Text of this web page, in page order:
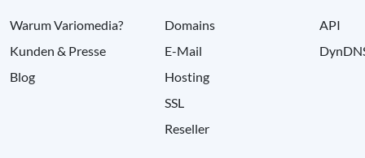
Warum Variomedia?
Kunden & Presse
Blog
Domains
E-Mail
Hosting
SSL
Reseller
API